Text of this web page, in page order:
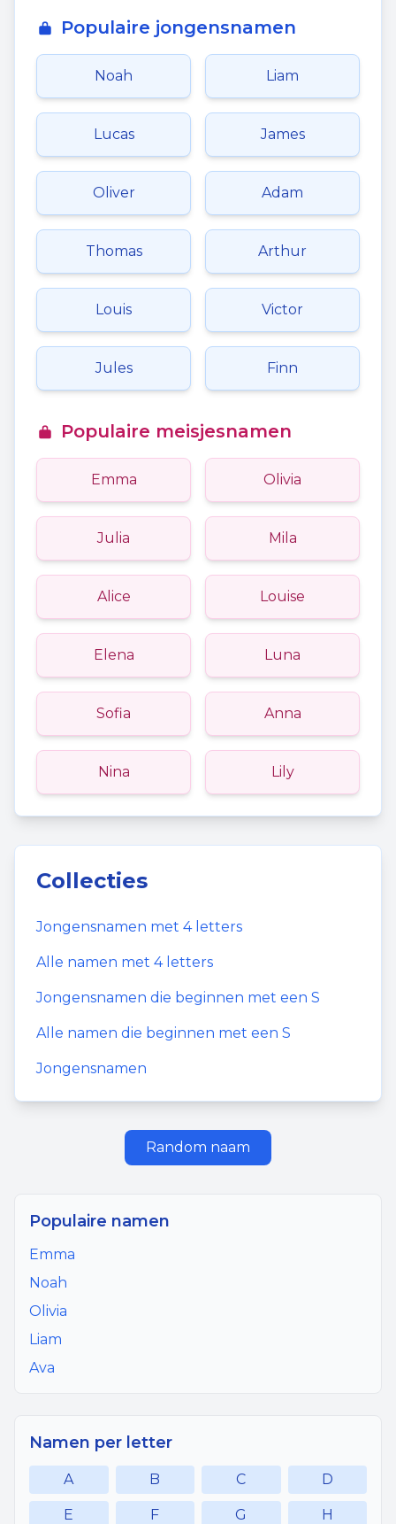
Populaire jongensnamen
Noah Liam
Lucas James
Oliver Adam
Thomas Arthur
Louis Victor
Jules Finn
Populaire meisjesnamen
Emma Olivia
Julia Mila
Alice Louise
Elena Luna
Sofia Anna
Nina Lily
Collecties
Jongensnamen met 4letters
Alle namen met 4letters
Jongensnamen die beginnen met een S
Alle namen die beginnen met een S
Jongensnamen
Random naam
Populaire namen
Emma
Noah
Olivia
Liam
Ava
Namen per letter
A B C D
E F G H